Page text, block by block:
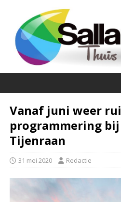
Vanaf juni weer
programmering bij
Tijenraan
31 mei 2020 Redactie